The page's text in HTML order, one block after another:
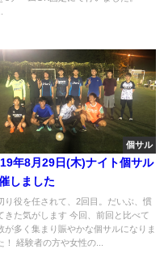
個サル
年8月29日(木)ナイト個サル
しました
り役を任されて、2回目。だいぶ、慣
きた気がします 今回、前回と比べて
が多く集まり賑やかな個サルになりま
！ 経験者の方や女性の...